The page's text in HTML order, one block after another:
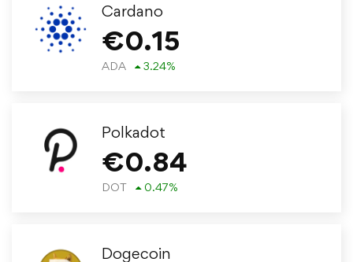
Cardano
€0.15
ADA 3.24%
Polkadot
€0.84
DOT 0.47%
Dogecoin